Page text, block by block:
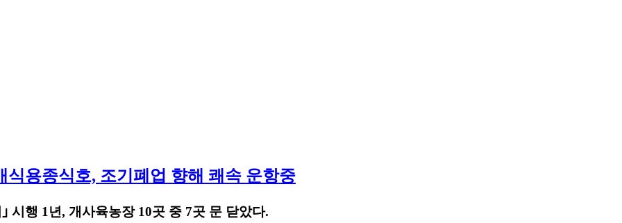
식용종식호, 조기폐업 향해 쾌속 운항중
시행 1년, 개사육농장 10곳 중 7곳 문 닫았다.